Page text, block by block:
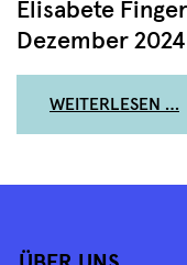
Elisabete
Dezember
WEITERLESEN …